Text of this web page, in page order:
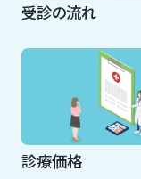
受診の流れ
診療価格